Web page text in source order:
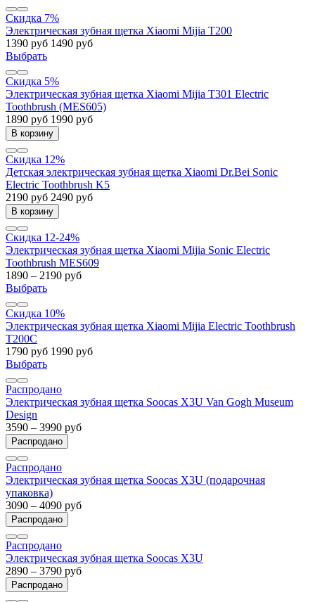
Скидка 7%
Электрическая зубная щетка Xiaomi Mijia T200
1390 руб 1490 руб
Выбрать
Скидка 5%
Электрическая зубная щетка Xiaomi Mijia T301 Electric
Toothbrush (MES605)
1890 руб 1990 руб
В корзину
Скидка 12%
Детская электрическая зубная щетка Xiaomi Dr.Bei Sonic
Electric Toothbrush K5
2190 руб 2490 руб
В корзину
Скидка 12-24%
Электрическая зубная щетка Xiaomi Mijia Sonic Electric
Toothbrush MES609
1890 – 2190 руб
Выбрать
Скидка 10%
Электрическая зубная щетка Xiaomi Mijia Electric Toothbrush
T200C
1790 руб 1990 руб
Выбрать
Распродано
Электрическая зубная щетка Soocas X3U Van Gogh Museum
Design
3590 – 3990 руб
Распродано
Распродано
Электрическая зубная щетка Soocas X3U (подарочная
упаковка)
3090 – 4090 руб
Распродано
Распродано
Электрическая зубная щетка Soocas X3U
2890 – 3790 руб
Распродано